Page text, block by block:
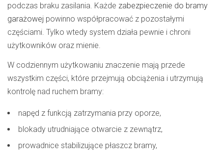
podczas braku zasilania. Każde zabezpieczenie do bramy
garażowej powinno współpracować z pozostałymi
częściami. Tylko wtedy system działa pewnie i chroni
użytkowników oraz mienie.
W codziennym użytkowaniu znaczenie mają przede
wszystkim części, które przejmują obciążenia i utrzymują
kontrolę nad ruchem bramy:
napęd z funkcją zatrzymania przy oporze,
blokady utrudniające otwarcie z zewnątrz,
prowadnice stabilizujące płaszcz bramy,